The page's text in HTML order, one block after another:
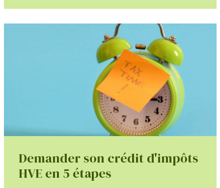
Demander son crédit d'impôts
HVE en 5 étapes